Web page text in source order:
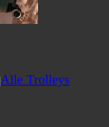
Alle Trolleys